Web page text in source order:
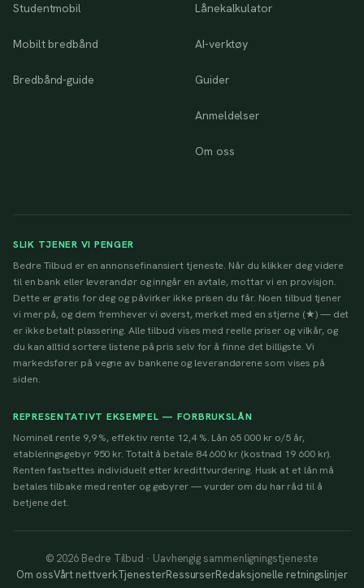
Studentmobil
Mobilt bredbånd
Bredbånd-guide
Lånekalkulator
AI-verktøy
Guider
Anmeldelser
Om oss
SLIK TJENER VI PENGER
Bedre Tilbud er en annonsefinansiert tjeneste. Når du klikker deg videre
til en bank eller leverandør og inngår en avtale, mottar vi en provisjon.
Dette er gratis for deg og påvirker ikke prisen du får. Noen tilbud tjener
vi mer på, og dem fremhever vi øverst, merket med en stjerne (★) — det
er ikke betalt plassering. Alle tilbud vises med reelle priser og vilkår, og
du kan alltid sortere listene på pris selv for å finne det billigste. Vi
markedsfører på vegne av bankene og leverandørene som vises på
siden.
REPRESENTATIVT EKSEMPEL — FORBRUKSLÅN
Nominell rente 9,9 %, effektiv rente 12,4 %. Lån 65 000 kr o/5 år,
etableringsgebyr 950 kr. Totalt å betale 84 600 kr (kostnad 19 600 kr).
Renten fastsettes individuelt etter kredittvurdering. Husk at et lån må
betales tilbake med renter og gebyrer — vurder om du har råd til å
betjene det.
© 2026 Bedre Tilbud · Uavhengig sammenligningstjeneste
Om ossVårt nettverkTjenesterRessurserRedaksjonelle retningslinjer